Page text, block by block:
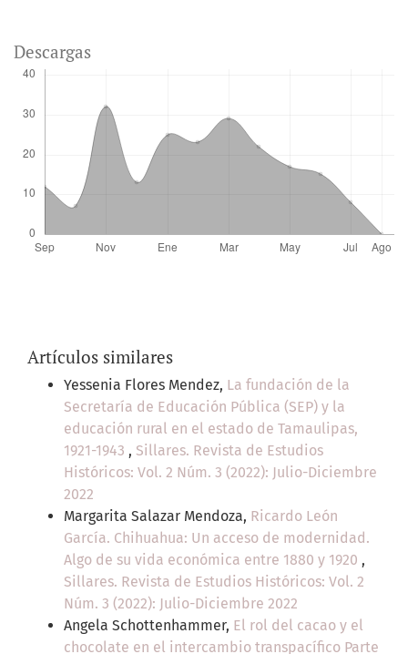
Descargas
Artículos similares
Yessenia Flores Mendez, La fundación de la
Secretaría de Educación Pública (SEP) y la
educación rural en el estado de Tamaulipas,
1921-1943 , Sillares. Revista de Estudios
Históricos: Vol. 2 Núm. 3 (2022): Julio-Diciembre
2022
Margarita Salazar Mendoza, Ricardo León
García. Chihuahua: Un acceso de modernidad.
Algo de su vida económica entre 1880 y 1920 ,
Sillares. Revista de Estudios Históricos: Vol. 2
Núm. 3 (2022): Julio-Diciembre 2022
Angela Schottenhammer, El rol del cacao y el
chocolate en el intercambio transpacífico Parte